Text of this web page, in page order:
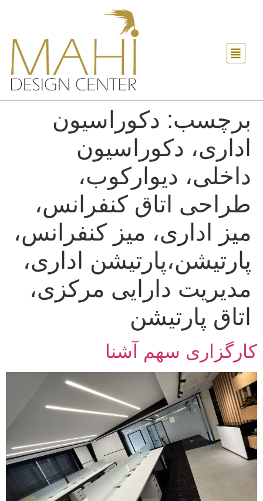
برچسب: دکوراسیون
اداری، دکوراسیون
داخلی، دیوارکوب،
طراحی اتاق کنفرانس،
میز اداری، میز کنفرانس،
پارتیشن،پارتیشن اداری،
مدیریت دارایی مرکزی،
اتاق پارتیشن
کارگزاری سهم آشنا